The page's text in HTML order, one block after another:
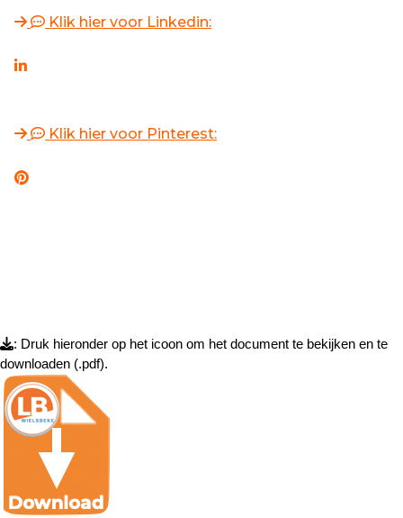
Klik hier voor Linkedin:
Klik hier voor Pinterest:
: Druk hieronder op het icoon om het document te bekijken en te
downloaden (.pdf).